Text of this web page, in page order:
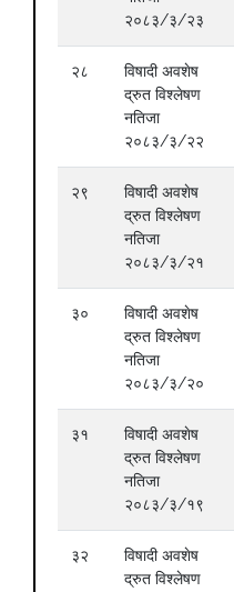
२०८३/३/२३
२८
विषादी अवशेष
द्रुत विश्लेषण
नतिजा
२०८३/३/२२
२९
विषादी अवशेष
द्रुत विश्लेषण
नतिजा
२०८३/३/२१
३०
विषादी अवशेष
द्रुत विश्लेषण
नतिजा
२०८३/३/२०
३१
विषादी अवशेष
द्रुत विश्लेषण
नतिजा
२०८३/३/१९
३२
विषादी अवशेष
द्रुत विश्लेषण